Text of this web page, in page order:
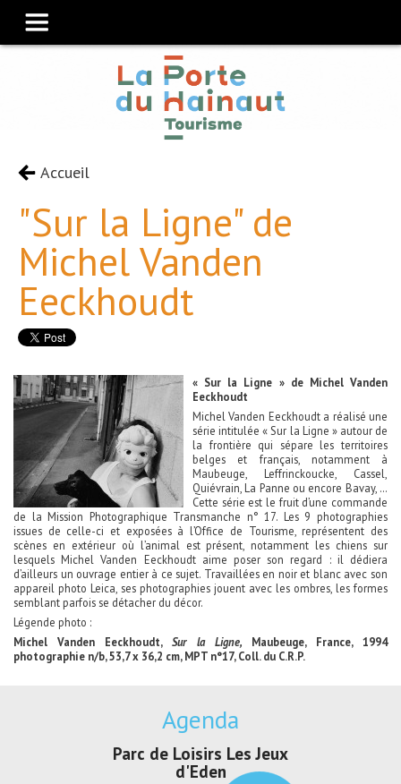
Accueil
"Sur la Ligne" de
Michel Vanden
Eeckhoudt
« Sur la Ligne » de Michel Vanden
Eeckhoudt
Michel Vanden Eeckhoudt a réalisé une
série intitulée « Sur la Ligne » autour de
la frontière qui sépare les territoires
belges et français, notamment à
Maubeuge, Leffrinckoucke, Cassel,
Quiévrain, La Panne ou encore Bavay, …
Cette série est le fruit d’une commande
de la Mission Photographique Transmanche n° 17. Les 9 photographies
issues de celle-ci et exposées à l’Office de Tourisme, représentent des
scènes en extérieur où l’animal est présent, notamment les chiens sur
lesquels Michel Vanden Eeckhoudt aime poser son regard : il dédiera
d’ailleurs un ouvrage entier à ce sujet. Travaillées en noir et blanc avec son
appareil photo Leica, ses photographies jouent avec les ombres, les formes
semblant parfois se détacher du décor.
Légende photo :
Michel Vanden Eeckhoudt,Sur la Ligne, Maubeuge, France, 1994
photographie n/b, 53,7 x 36,2 cm, MPT n°17, Coll. du C.R.P.
Agenda
Parc de Loisirs Les Jeux
d'Eden
Exposition